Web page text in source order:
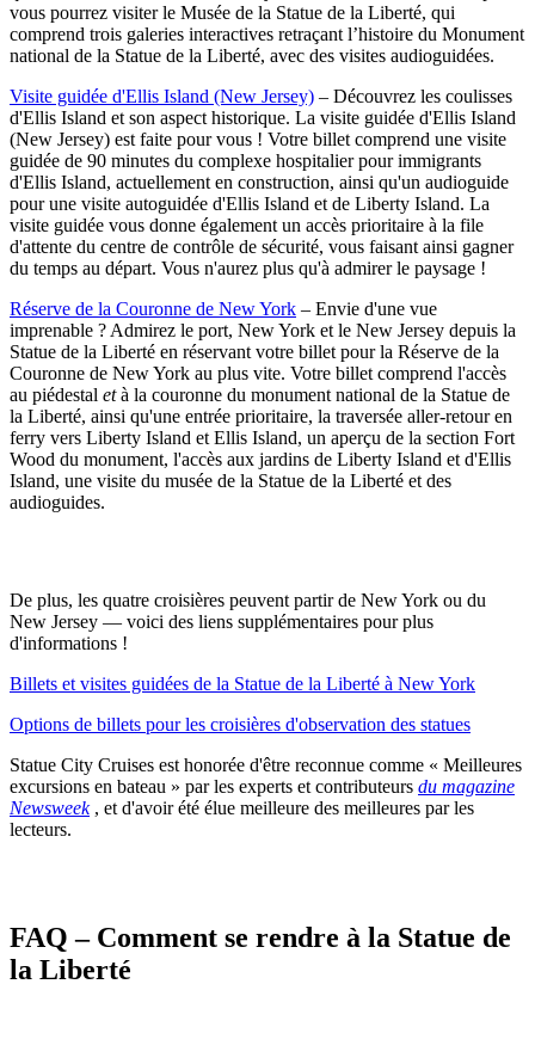
vous pourrez visiter le Musée de la Statue de la Liberté, qui
comprend trois galeries interactives retraçant l’histoire du Monument
national de la Statue de la Liberté, avec des visites audioguidées.
Visite guidée d'Ellis Island (New Jersey) – Découvrez les coulisses
d'Ellis Island et son aspect historique. La visite guidée d'Ellis Island
(New Jersey) est faite pour vous ! Votre billet comprend une visite
guidée de 90 minutes du complexe hospitalier pour immigrants
d'Ellis Island, actuellement en construction, ainsi qu'un audioguide
pour une visite autoguidée d'Ellis Island et de Liberty Island. La
visite guidée vous donne également un accès prioritaire à la file
d'attente du centre de contrôle de sécurité, vous faisant ainsi gagner
du temps au départ. Vous n'aurez plus qu'à admirer le paysage !
Réserve de la Couronne de New York – Envie d'une vue
imprenable ? Admirez le port, New York et le New Jersey depuis la
Statue de la Liberté en réservant votre billet pour la Réserve de la
Couronne de New York au plus vite. Votre billet comprend l'accès
au piédestal et à la couronne du monument national de la Statue de
la Liberté, ainsi qu'une entrée prioritaire, la traversée aller-retour en
ferry vers Liberty Island et Ellis Island, un aperçu de la section Fort
Wood du monument, l'accès aux jardins de Liberty Island et d'Ellis
Island, une visite du musée de la Statue de la Liberté et des
audioguides.
De plus, les quatre croisières peuvent partir de New York ou du
New Jersey — voici des liens supplémentaires pour plus
d'informations !
Billets et visites guidées de la Statue de la Liberté à New York
Options de billets pour les croisières d'observation des statues
Statue City Cruises est honorée d'être reconnue comme « Meilleures
excursions en bateau » par les experts et contributeurs du magazine
Newsweek, et d'avoir été élue meilleure des meilleures par les
lecteurs.
FAQ – Comment se rendre à la Statue de
la Liberté